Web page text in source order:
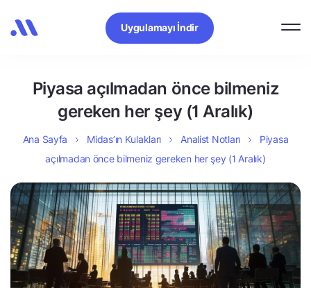
Uygulamayı İndir
Piyasa açılmadan önce bilmeniz
gereken her şey (1 Aralık)
Ana Sayfa Midas’ın Kulakları Analist Notları
Piyasa
açılmadan önce bilmeniz gereken her şey (1 Aralık)